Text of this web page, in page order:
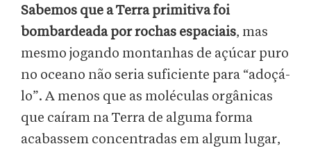
Sabemos que a Terra primitiva foi
bombardeada por rochas espaciais, mas
mesmo jogando montanhas de açúcar puro
no oceano não seria suficiente para “adoçá-
lo”. A menos que as moléculas orgânicas
que caíram na Terra de alguma forma
acabassem concentradas em algum lugar,